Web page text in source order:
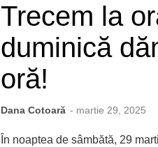
Trecem la
duminică
oră!
Dana Cotoară - martie 29, 2025
În noaptea de sâmbătă, 29